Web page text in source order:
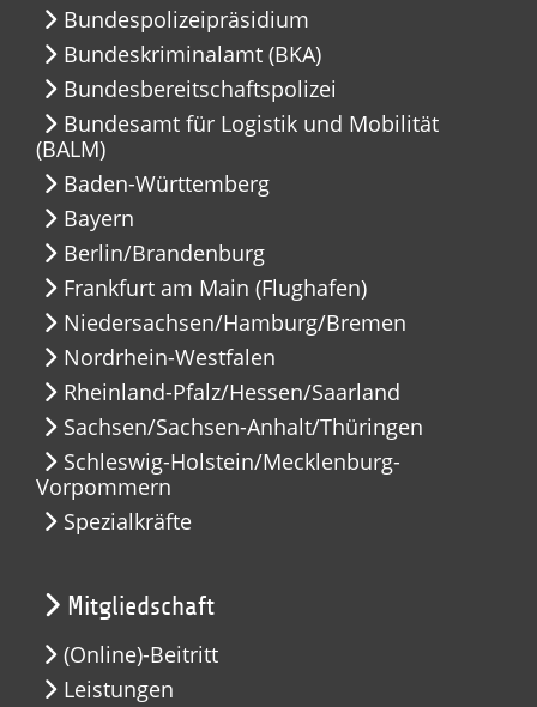
Bundespolizeipräsidium
Bundeskriminalamt (BKA)
Bundesbereitschaftspolizei
Bundesamt für Logistik und Mobilität
(BALM)
Baden-Württemberg
Bayern
Berlin/Brandenburg
Frankfurt am Main (Flughafen)
Niedersachsen/Hamburg/Bremen
Nordrhein-Westfalen
Rheinland-Pfalz/Hessen/Saarland
Sachsen/Sachsen-Anhalt/Thüringen
Schleswig-Holstein/Mecklenburg-
Vorpommern
Spezialkräfte
Mitgliedschaft
(Online)-Beitritt
Leistungen